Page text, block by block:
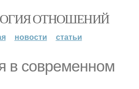
ОТНОШЕНИЙ
новости статьи
в современном